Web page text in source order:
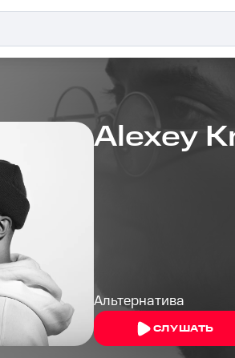
Alexey
Альтернатива
СЛУШАТЬ